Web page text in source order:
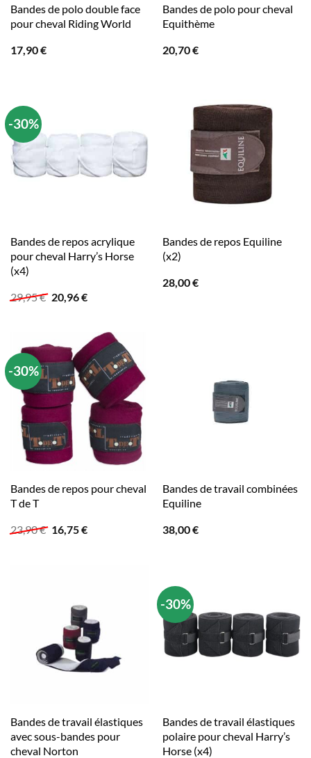
Bandes de polo double face
pour cheval Riding World
17,90€
Bandes de polo pour cheval
Equithème
20,70€
-30%
Bandes de repos acrylique
pour cheval Harry’s Horse
(x4)
29,95€ Le
prix
29,95 €.
20,96€Le
est :
20,96 €.
Bandes de repos Equiline
(x2)
28,00€
-30%
Bandes de repos pour cheval
T de T
23,90€ Le
prix
16,75€Le
Bandes de travail combinées
Equiline
38,00€
Bandes de travail élastiques
avec sous-bandes pour
cheval Norton
-30%
Bandes de travail élastiques
polaire pour cheval Harry’s
Horse (x4)